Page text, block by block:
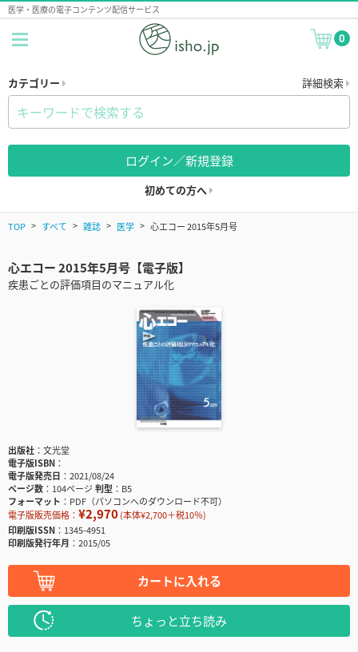
医学・医療の電子コンテンツ配信サービス
0
カテゴリー 詳細検索
ログイン／新規登録
初めての方へ
TOP すべて 雑誌 医学 心エコー 2015年5月号
心エコー 2015年5月号【電子版】
疾患ごとの評価項目のマニュアル化
出版社
文光堂
電子版ISBN
電子版発売日
2021/08/24
ページ数
104ページ判型
B5
フォーマット
PDF（パソコンへのダウンロード不可）
電子版販売価格： ¥2,970(本体¥2,700＋税10％)
印刷版ISSN
1345-4951
印刷版発行年月
2015/05
カートに入れる
ちょっと立ち読み